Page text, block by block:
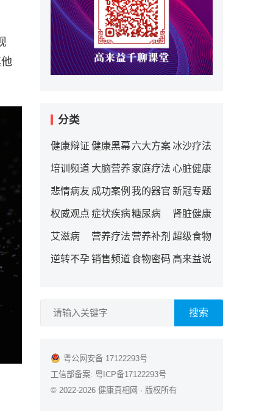
分类
健康辩证 健康黑幕 六大方案冰沙疗法
培训频道 大脑营养 家庭疗法 心脏健康
悲情病友 成功案例 我的器官 新冠专题
权威观点 症状疾病糖尿病 肾脏健康
艾滋病 营养疗法 营养补剂 超级食物
逆转不孕销售频道食物密码 高来益说
搜索
粤公网安备 17122293号
工信部备案: 粤ICP备17122293号
© 2022-2026 健康真相网 · 版权所有